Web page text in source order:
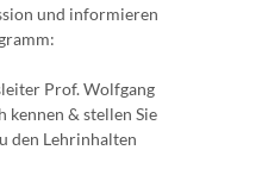
und informieren
Prof. Wolfgang
kennen & stellen Sie
den Lehrinhalten